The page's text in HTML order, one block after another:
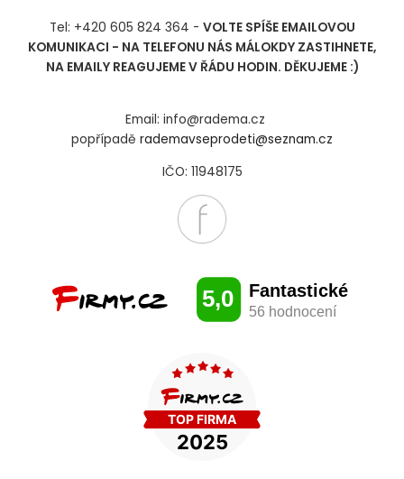
Tel: +420 605 824 364 - VOLTE SPÍŠE EMAILOVOU
KOMUNIKACI - NA TELEFONU NÁS MÁLOKDY ZASTIHNETE,
NA EMAILY REAGUJEME V ŘÁDU HODIN. DĚKUJEME :)
Email: info@radema.cz
popřípadě rademavseprodeti@seznam.cz
IČO: 11948175